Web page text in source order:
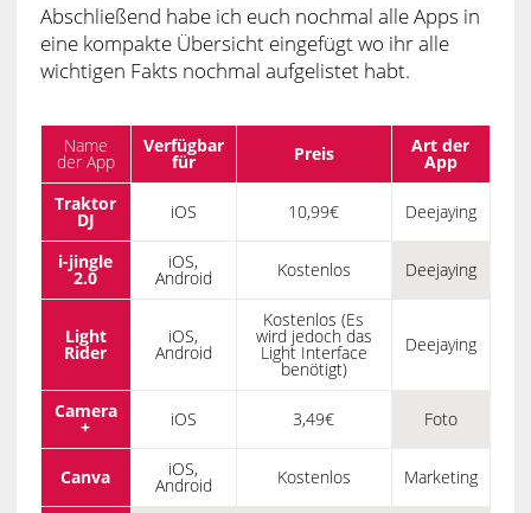
Abschließend habe ich euch nochmal alle Apps in
eine kompakte Übersicht eingefügt wo ihr alle
wichtigen Fakts nochmal aufgelistet habt.
Name
der App
Verfügbar
für Preis Art der
App
Traktor
DJ iOS 10,99€ Deejaying
i-jingle
2.0
iOS,
Android Kostenlos Deejaying
Light
Rider
iOS,
Android
Kostenlos (Es
wird jedoch das
Light Interface
benötigt)
Deejaying
Camera
+ iOS 3,49€ Foto
Canva iOS,
Android Kostenlos Marketing